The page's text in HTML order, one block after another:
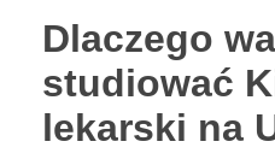
Dlaczego
studiować
lekarski na